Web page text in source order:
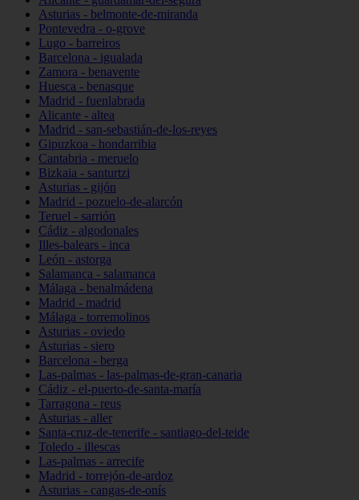
Asturias - belmonte-de-miranda
Pontevedra - o-grove
Lugo - barreiros
Barcelona - igualada
Zamora - benavente
Huesca - benasque
Madrid - fuenlabrada
Alicante - altea
Madrid - san-sebastián-de-los-reyes
Gipuzkoa - hondarribia
Cantabria - meruelo
Bizkaia - santurtzi
Asturias - gijón
Madrid - pozuelo-de-alarcón
Teruel - sarrión
Cádiz - algodonales
Illes-balears - inca
León - astorga
Salamanca - salamanca
Málaga - benalmádena
Madrid - madrid
Málaga - torremolinos
Asturias - oviedo
Asturias - siero
Barcelona - berga
Las-palmas - las-palmas-de-gran-canaria
Cádiz - el-puerto-de-santa-maría
Tarragona - reus
Asturias - aller
Santa-cruz-de-tenerife - santiago-del-teide
Toledo - illescas
Las-palmas - arrecife
Madrid - torrejón-de-ardoz
Asturias - cangas-de-onís